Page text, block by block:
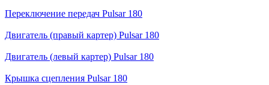
Переключение передач Pulsar 180
Двигатель (правый картер) Pulsar 180
Двигатель (левый картер) Pulsar 180
Крышка сцепления Pulsar 180